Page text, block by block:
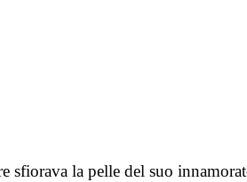
sfiorava la pelle del suo